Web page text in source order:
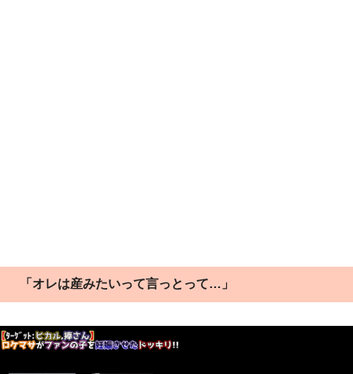
「オレは産みたいって言っとって…」